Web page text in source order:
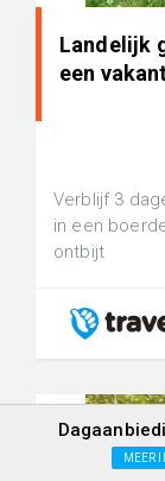
Landelijk
een
Verblijf 3
in een
ontbijt
MEER